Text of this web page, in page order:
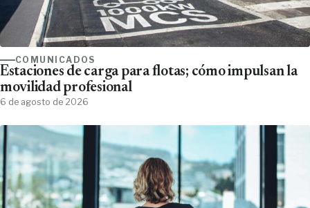
COMUNICADOS
Estaciones de carga para flotas; cómo impulsan la
movilidad profesional
6 de agosto de 2026